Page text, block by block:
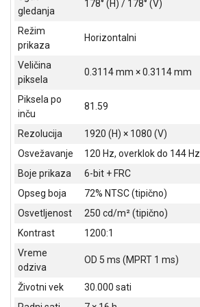
ALAT I
BAŠTA
KRIPTO
IGRAČKE
gledanja
178° (H) / 178° (V)
Režim
prikaza
Horizontalni
Veličina
piksela
0.3114 mm × 0.3114 mm
Piksela po
inču
81.59
Rezolucija
1920 (H) × 1080 (V)
Osvežavanje
120 Hz, overklok do 144 Hz
Boje prikaza
6-bit + FRC
Opseg boja
72% NTSC (tipično)
Osvetljenost
250 cd/m² (tipično)
Kontrast
1200:1
Vreme
odziva
OD 5 ms (MPRT 1 ms)
Životni vek
30.000 sati